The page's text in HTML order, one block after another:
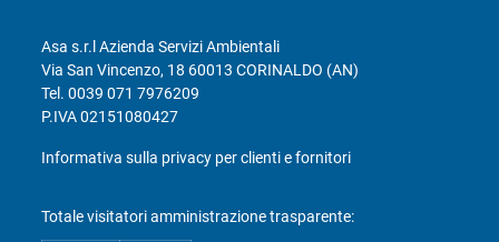
Asa s.r.l Azienda Servizi Ambientali
Via San Vincenzo, 18 60013 CORINALDO (AN)
Tel.0039 071 7976209
P.IVA 02151080427
Informativa sulla privacy per clienti e fornitori
Totale visitatori amministrazione trasparente: